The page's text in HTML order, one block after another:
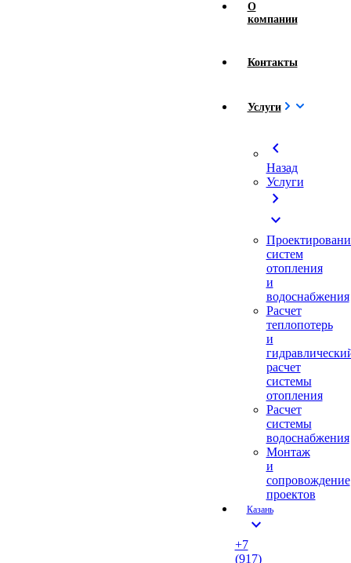
О
компании
Контакты
Услуги
chevron_left
Назад
Услуги
chevron_right
expand_more
систем
отопления
и
водоснабжения
Расчет
теплопотерь
и
расчет
системы
отопления
Расчет
системы
водоснабжения
Монтаж
и
сопровождение
проектов
Казань
expand_more
+7
(917)